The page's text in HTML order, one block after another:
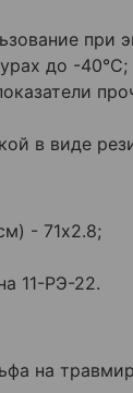
при
до -40°С;
в виде
- 71х2.8;
11-РЭ-22.
на